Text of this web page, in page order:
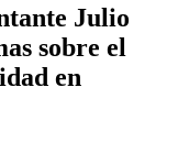
Julio
sobre el
en